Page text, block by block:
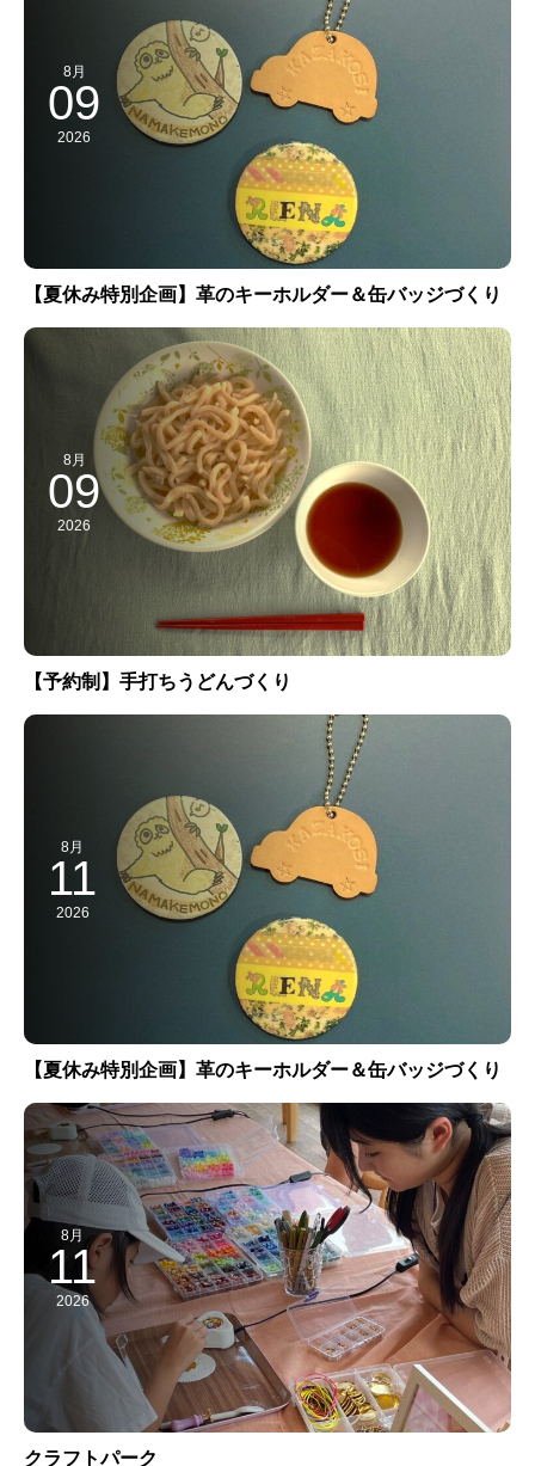
8月
09
2026
【夏休み特別企画】革のキーホルダー＆缶バッジづくり
8月
09
2026
【予約制】手打ちうどんづくり
8月
11
2026
【夏休み特別企画】革のキーホルダー＆缶バッジづくり
8月
11
2026
クラフトパーク